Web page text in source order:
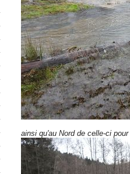
ainsi qu'au Nord de celle-ci